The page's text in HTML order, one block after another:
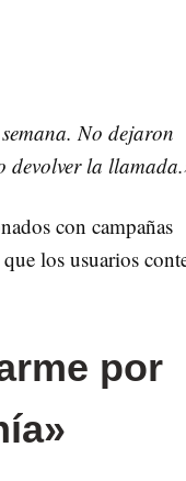
No dejaron
devolver la
con campañas
los usuarios
por